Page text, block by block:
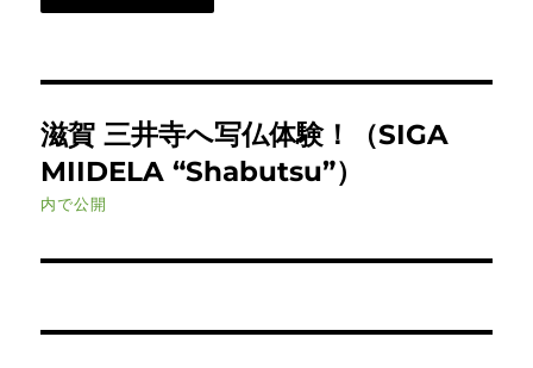
稿
ナ
ビ
滋賀 三井寺へ写仏体験！（SIGA
MIIDELA “Shabutsu”）
内で公開